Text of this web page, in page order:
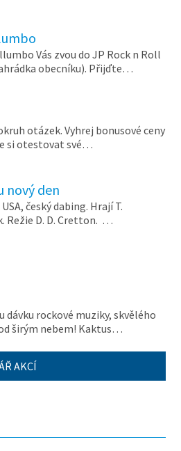
Vás zvou do JP Rock n Roll
obecníku). Přijďte…
otázek. Vyhrej bonusové ceny
si otestovat své…
nový den
český dabing. Hrají T.
Režie D. D. Cretton. …
dávku rockové muziky, skvělého
širým nebem! Kaktus…
AKCÍ